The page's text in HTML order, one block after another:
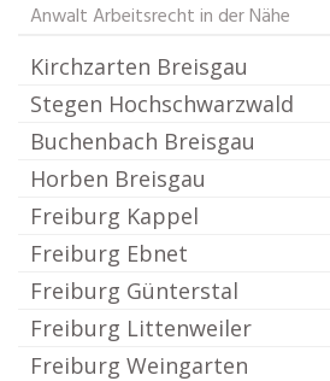
Anwalt Arbeitsrecht in der Nähe
Kirchzarten Breisgau
Stegen Hochschwarzwald
Buchenbach Breisgau
Horben Breisgau
Freiburg Kappel
Freiburg Ebnet
Freiburg Günterstal
Freiburg Littenweiler
Freiburg Weingarten